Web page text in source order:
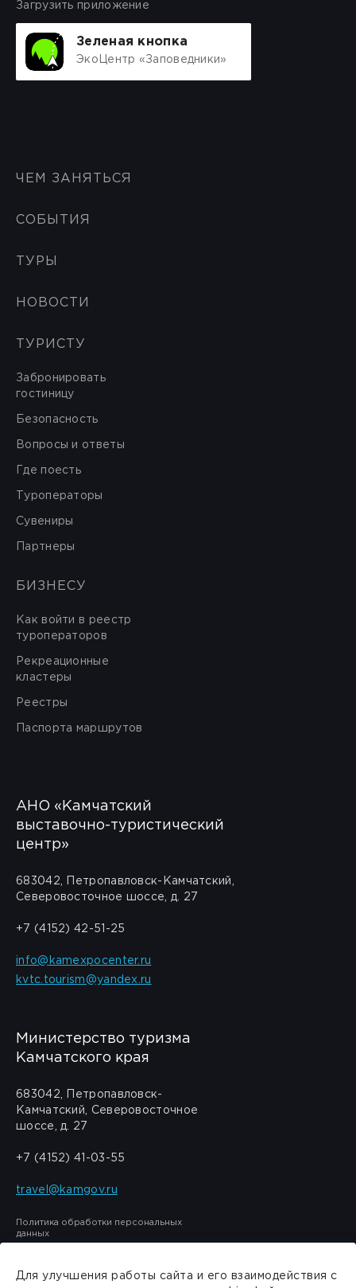
Загрузить приложение
Зеленая кнопка
ЭкоЦентр «Заповедники»
ЧЕМ ЗАНЯТЬСЯ
СОБЫТИЯ
ТУРЫ
НОВОСТИ
ТУРИСТУ
Забронировать
гостиницу
Безопасность
Вопросы и ответы
Где поесть
Туроператоры
Сувениры
Партнеры
БИЗНЕСУ
Как войти в реестр
туроператоров
Рекреационные
кластеры
Реестры
Паспорта маршрутов
АНО «Камчатский
выставочно-туристический
центр»
683042, Петропавловск-Камчатский,
Северовосточное шоссе, д. 27
+7 (4152) 42-51-25
info@kamexpocenter.ru
kvtc.tourism@yandex.ru
Министерство туризма
Камчатского края
683042, Петропавловск-
Камчатский, Северовосточное
шоссе, д. 27
+7 (4152) 41-03-55
travel@kamgov.ru
Политика обработки персональных
данных
Для улучшения работы сайта и его взаимодействия с